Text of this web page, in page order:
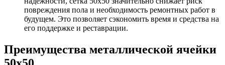
повреждения пола и необходимость ремонтных работ в
будущем. Это позволяет сэкономить время и средства на
его поддержке и реставрации.
Преимущества металлической ячейки